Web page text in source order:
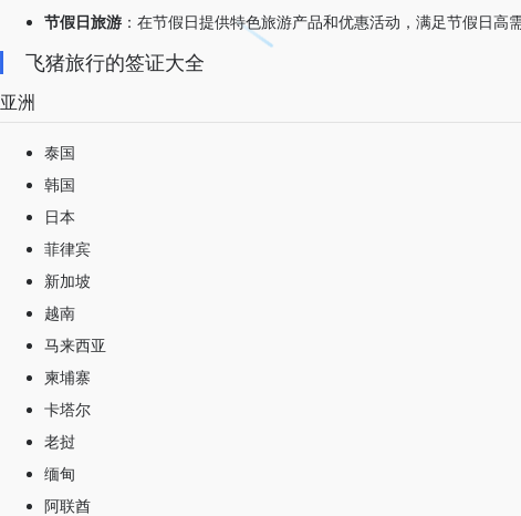
节假日旅游 ：在节假日提供特色旅游产品和优惠活动，满足节假日高需
飞猪旅行的签证大全
亚洲
泰国
韩国
日本
菲律宾
新加坡
越南
马来西亚
柬埔寨
卡塔尔
老挝
缅甸
阿联酋